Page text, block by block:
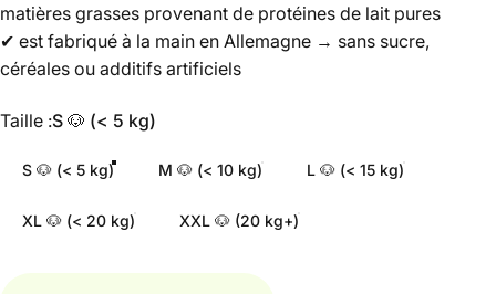
matières grasses provenant de protéines de lait pures
✔ est fabriqué à la main en Allemagne → sans sucre,
céréales ou additifs artificiels
Taille
Taille :S 🐶 (< 5 kg)
S 🐶 (< 5 kg) M 🐶 (< 10 kg) L 🐶 (< 15 kg)
XL 🐶 (< 20 kg) XXL 🐶 (20 kg+)